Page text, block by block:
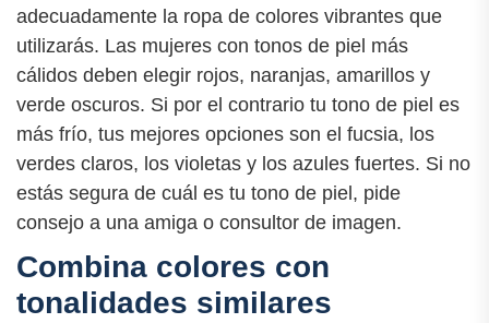
adecuadamente la ropa de colores vibrantes que
utilizarás. Las mujeres con tonos de piel más
cálidos deben elegir rojos, naranjas, amarillos y
verde oscuros. Si por el contrario tu tono de piel es
más frío, tus mejores opciones son el fucsia, los
verdes claros, los violetas y los azules fuertes. Si no
estás segura de cuál es tu tono de piel, pide
consejo a una amiga o consultor de imagen.
Combina colores con
tonalidades similares